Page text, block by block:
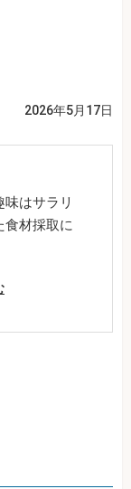
2026年5月17日
はサラリ
食材採取に